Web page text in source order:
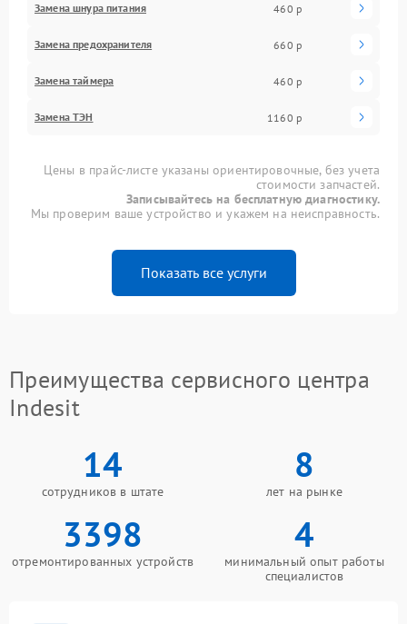
Замена шнура питания 460 р
Замена предохранителя 660 р
Замена таймера 460 р
Замена ТЭН 1160 р
Цены в прайс-листе указаны ориентировочные, без учета
стоимости запчастей.
Записывайтесь на бесплатную диагностику.
Мы проверим ваше устройство и укажем на неисправность.
Показать все услуги
Преимущества сервисного центра
Indesit
14
сотрудников в штате
8
лет на рынке
3398
отремонтированных устройств
4
минимальный опыт работы
специалистов